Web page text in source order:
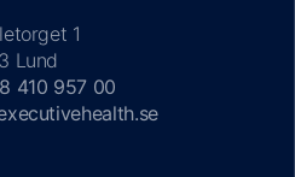
1
Lund
410 957 00